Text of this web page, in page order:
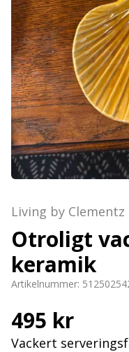
Living by Clementz
Otroligt
keramik
Artikelnummer:
495 kr
Vackert